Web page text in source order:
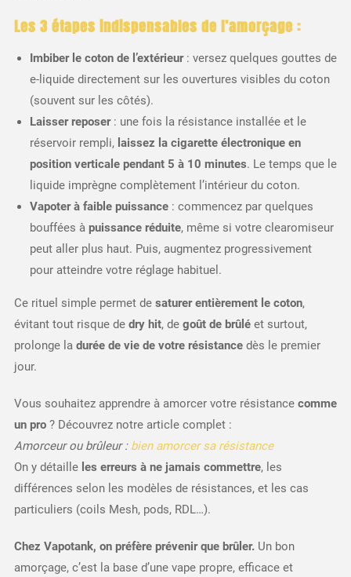
Les 3 étapes indispensables de l’amorçage :
Imbiber le coton de l’extérieur: versez quelques gouttes de
e-liquide directement sur les ouvertures visibles du coton
(souvent sur les côtés).
Laisser reposer: une fois la résistance installée et le
réservoir rempli, laissez la cigarette électronique en
position verticale pendant 5 à 10 minutes. Le temps que le
liquide imprègne complètement l’intérieur du coton.
Vapoter à faible puissance: commencez par quelques
bouffées à puissance réduite, même si votre clearomiseur
peut aller plus haut. Puis, augmentez progressivement
pour atteindre votre réglage habituel.
Ce rituel simple permet de saturer entièrement le coton,
évitant tout risque de dry hit, de goût de brûléet surtout,
prolonge la durée de vie de votre résistancedès le premier
jour.
Vous souhaitez apprendre à amorcer votre résistance comme
un pro? Découvrez notre article complet :
Amorceur ou brûleur : bien amorcer sa résistance
On y détaille les erreurs à ne jamais commettre, les
différences selon les modèles de résistances, et les cas
particuliers (coils Mesh, pods, RDL…).
Chez Vapotank, on préfère prévenir que brûler.Un bon
amorçage, c’est la base d’une vape propre, efficace et